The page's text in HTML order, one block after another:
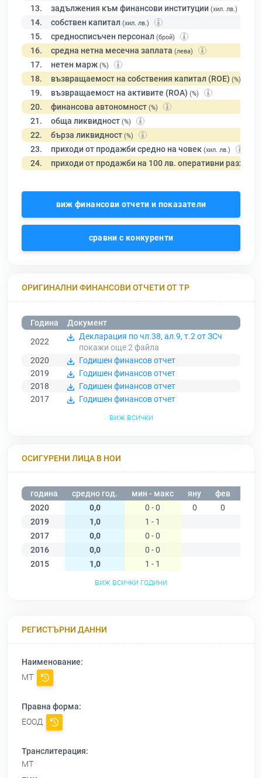
13. задължения към финансови институции (хил. лв.)
14. собствен капитал (хил. лв.)
15. средносписъчен персонал (брой)
16. средна нетна месечна заплата (лева)
17. нетен марж (%)
18. възвращаемост на собствения капитал (ROE) (%)
19. възвращаемост на активите (ROA) (%)
20. финансова автономност (%)
21. обща ликвидност (%)
22. бърза ликвидност (%)
23. приходи от продажби средно на човек (хил. лв.)
24. приходи от продажби на 100 лв. оперативни разходи
виж финансови отчети и показатели
сравни с конкуренти
ОРИГИНАЛНИ ФИНАНСОВИ ОТЧЕТИ ОТ ТР
Година
Документ
2022
Декларация по чл.38, ал.9, т.2 от ЗСч
покажи още 2файла
2020
Годишен финансов отчет
2019
Годишен финансов отчет
2018
Годишен финансов отчет
2017
Годишен финансов отчет
виж всички
ОСИГУРЕНИ ЛИЦА В НОИ
година средно год. мин - макс яну фев
2020
0,0 0 - 0 0 0
2019
1,0
1 - 1
2017
0,0
0 - 0
2016
0,0
0 - 0
2015
1,0 1 - 1
виж всички години
РЕГИСТЪРНИ ДАННИ
Наименование:
МТ
Правна форма:
ЕООД
Транслитерация:
MT